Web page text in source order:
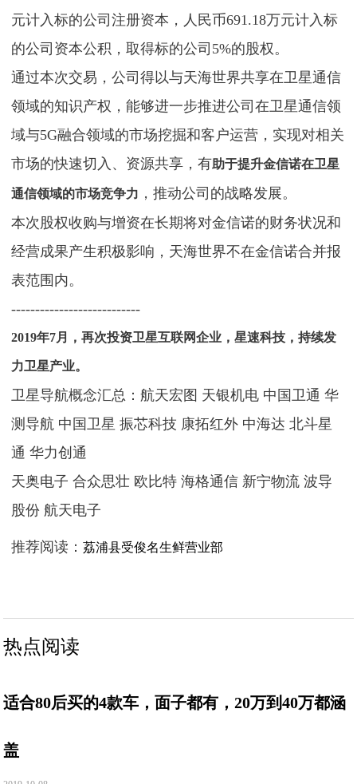
元计入标的公司注册资本，人民币691.18万元计入标
的公司资本公积，取得标的公司5%的股权。
通过本次交易，公司得以与天海世界共享在卫星通信
领域的知识产权，能够进一步推进公司在卫星通信领
域与5G融合领域的市场挖掘和客户运营，实现对相关
市场的快速切入、资源共享，有助于提升金信诺在卫星
通信领域的市场竞争力 ，推动公司的战略发展。
本次股权收购与增资在长期将对金信诺的财务状况和
经营成果产生积极影响，天海世界不在金信诺合并报
表范围内。
---------------------------
2019年7月，再次投资卫星互联网企业，星速科技，持续发
力卫星产业。
卫星导航概念汇总：航天宏图 天银机电 中国卫通 华
测导航 中国卫星 振芯科技 康拓红外 中海达 北斗星
通 华力创通
天奥电子 合众思壮 欧比特 海格通信 新宁物流 波导
股份 航天电子
推荐阅读：荔浦县受俊名生鲜营业部
热点阅读
适合80后买的4款车，面子都有，20万到40万都涵
盖